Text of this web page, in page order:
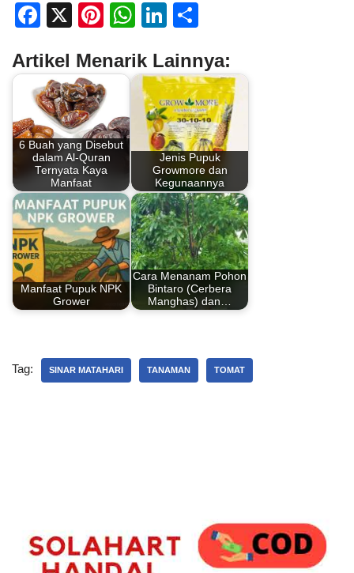
F
c
e
b
o
o
k
X
Pi
er
e
st
W
at
s
A
p
Li
k
e
dI
n
ar
e
Artikel Menarik Lainnya:
6 Buah yang Disebut
dalam Al-Quran
Ternyata Kaya
Manfaat
Jenis Pupuk
Growmore dan
Kegunaannya
Manfaat Pupuk NPK
Grower
Cara Menanam Pohon
Bintaro (Cerbera
Manghas) dan…
Tag: SINAR MATAHARI TANAMAN TOMAT